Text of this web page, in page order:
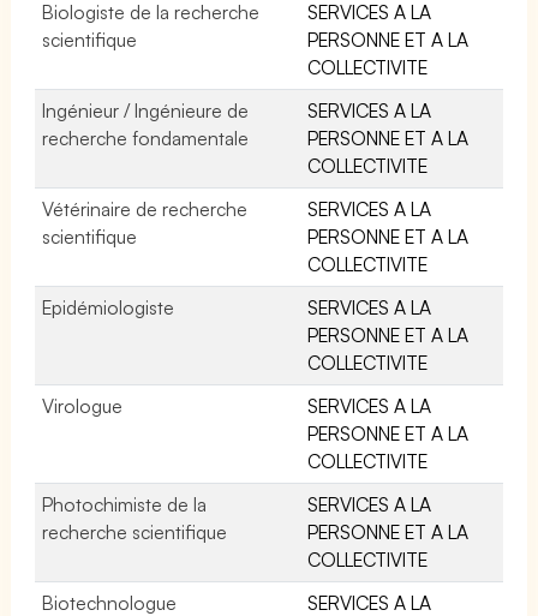
Biologiste de la recherche
scientifique
SERVICES A LA
PERSONNE ET A LA
COLLECTIVITE
Ingénieur / Ingénieure de
recherche fondamentale
SERVICES A LA
PERSONNE ET A LA
COLLECTIVITE
Vétérinaire de recherche
scientifique
SERVICES A LA
PERSONNE ET A LA
COLLECTIVITE
Epidémiologiste
SERVICES A LA
PERSONNE ET A LA
COLLECTIVITE
Virologue
SERVICES A LA
PERSONNE ET A LA
COLLECTIVITE
Photochimiste de la
recherche scientifique
SERVICES A LA
PERSONNE ET A LA
COLLECTIVITE
Biotechnologue
SERVICES A LA